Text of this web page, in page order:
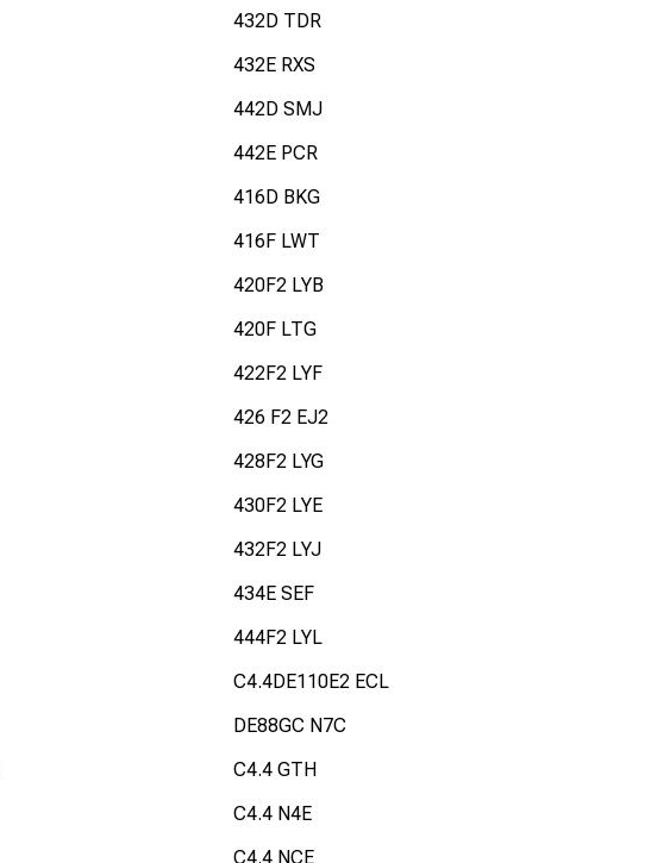
432D TDR
432E RXS
442D SMJ
442E PCR
416D BKG
416F LWT
420F2 LYB
420F LTG
422F2 LYF
426 F2 EJ2
428F2 LYG
430F2 LYE
432F2 LYJ
434E SEF
444F2 LYL
C4.4DE110E2 ECL
DE88GC N7C
C4.4 GTH
C4.4 N4E
C4.4 NCE